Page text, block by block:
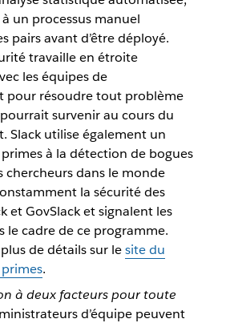
un processus manuel
pairs avant d’être déployé.
travaille en étroite
les équipes de
pour résoudre tout problème
survenir au cours du
Slack utilise également un
à la détection de bogues
chercheurs dans le monde
la sécurité des
et GovSlack et signalent les
le cadre de ce programme.
de détails sur lesite du
.
à deux facteurs pour toute
d’équipe peuvent